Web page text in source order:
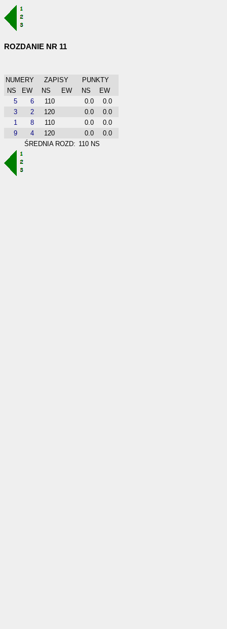
ROZDANIE NR 11
NUMERY ZAPISY
PUNKTY
NS
EW NS EW NS
EW
5
6 110 0.0
0.0
3
2 120 0.0
0.0
1
8 110 0.0
0.0
9
4 120 0.0
0.0
ŚREDNIA ROZD: 110 NS